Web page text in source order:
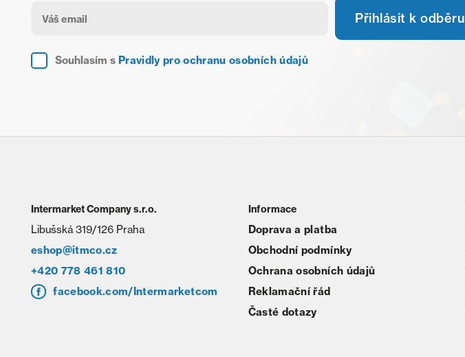
Souhlasím s Pravidly pro ochranu osobních údajů
Přihlásit k odběru
Intermarket Company s.r.o.
Libušská 319/126 Praha
eshop@itmco.cz
+420 778 461 810
facebook.com/Intermarketcom
Informace
Doprava a platba
Obchodní podmínky
Ochrana osobních údajů
Reklamační řád
Časté dotazy